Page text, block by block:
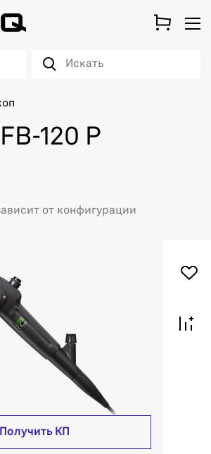
120 P
от конфигурации
Получить КП